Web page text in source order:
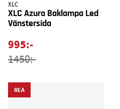
XLC
XLC Azura Baklampa Led
Vänstersida
995:-
1450:-
REA